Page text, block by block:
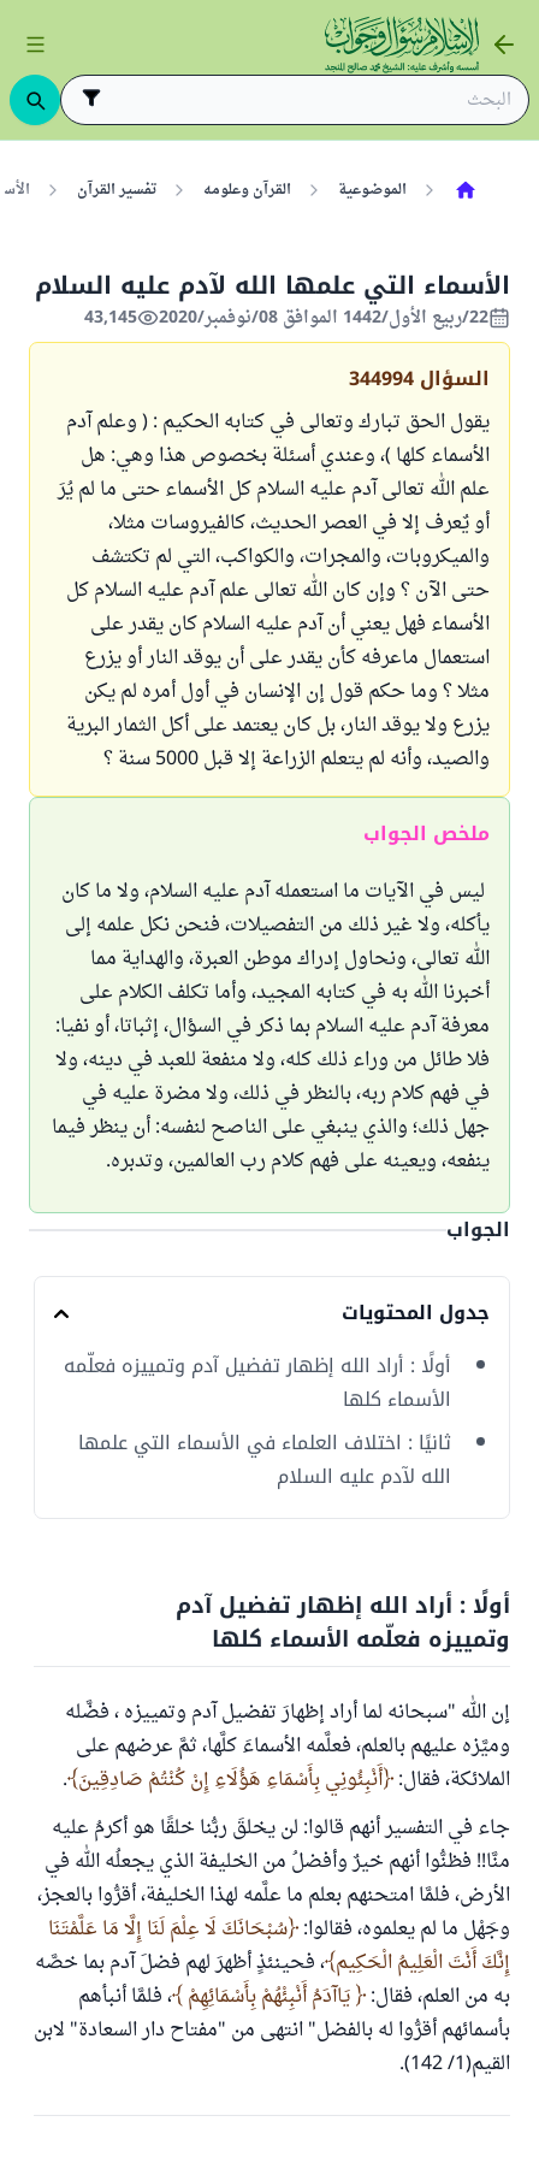
الموضوعية القرآن وعلومه تفسير القرآن
الأسماء التي علمها الله لآدم عليه السلام
22/ربيع الأول/1442 الموافق 08/نوفمبر/2020 43,145
السؤال 344994
يقول الحق تبارك وتعالى في كتابه الحكيم : ( وعلم آدم
الأسماء كلها )، وعندي أسئلة بخصوص هذا وهي: هل
علم الله تعالى آدم عليه السلام كل الأسماء حتى ما لم يُرَ
أو يٌعرف إلا في العصر الحديث، كالفيروسات مثلا،
والميكروبات، والمجرات، والكواكب، التي لم تكتشف
حتى الآن ؟ وإن كان الله تعالى علم آدم عليه السلام كل
الأسماء فهل يعني أن آدم عليه السلام كان يقدر على
استعمال ماعرفه كأن يقدر على أن يوقد النار أو يزرع
مثلا ؟ وما حكم قول إن الإنسان في أول أمره لم يكن
يزرع ولا يوقد النار، بل كان يعتمد على أكل الثمار البرية
والصيد، وأنه لم يتعلم الزراعة إلا قبل 5000 سنة ؟
ملخص الجواب
ليس في الآيات ما استعمله آدم عليه السلام، ولا ما كان
يأكله، ولا غير ذلك من التفصيلات، فنحن نكل علمه إلى
الله تعالى، ونحاول إدراك موطن العبرة، والهداية مما
أخبرنا الله به في كتابه المجيد، وأما تكلف الكلام على
معرفة آدم عليه السلام بما ذكر في السؤال، إثباتا، أو نفيا:
فلا طائل من وراء ذلك كله، ولا منفعة للعبد في دينه، ولا
في فهم كلام ربه، بالنظر في ذلك، ولا مضرة عليه في
جهل ذلك؛ والذي ينبغي على الناصح لنفسه: أن ينظر فيما
ينفعه، ويعينه على فهم كلام رب العالمين، وتدبره.
الجواب
جدول المحتويات
أولًا : أراد الله إظهار تفضيل آدم وتمييزه فعلّمه
الأسماء كلها
ثانيًا : اختلاف العلماء في الأسماء التي علمها
الله لآدم عليه السلام
أولًا : أراد الله إظهار تفضيل آدم
وتمييزه فعلّمه الأسماء كلها
إن الله "سبحانه لما أراد إظهارَ تفضيل آدم وتمييزه ، فضَّله
وميَّزه عليهم بالعلم، فعلَّمه الأسماءَ كلَّها، ثمَّ عرضهم على
الملائكة، فقال: أَنْبِئُونِي بِأَسْمَاءِ هَؤُلَاءِ إِنْ كُنْتُمْ صَادِقِينَ .
جاء في التفسير أنهم قالوا: لن يخلقَ ربُّنا خلقًا هو أكرمُ عليه
منَّا!! فظنُّوا أنهم خيرٌ وأفضلُ من الخليفة الذي يجعلُه الله في
الأرض، فلمَّا امتحنهم بعلم ما علَّمه لهذا الخليفة، أقرُّوا بالعجز،
وجَهْل ما لم يعلموه، فقالوا: سُبْحَانَكَ لَا عِلْمَ لَنَا إِلَّا مَا عَلَّمْتَنَا
إِنَّكَ أَنْتَ الْعَلِيمُ الْحَكِيم ، فحينئذٍ أظهرَ لهم فضلَ آدم بما خصَّه
به من العلم، فقال: يَاآدَمُ أَنْبِئْهُمْ بِأَسْمَائِهِمْ ، فلمَّا أنبأهم
بأسمائهم أقرُّوا له بالفضل" انتهى من "مفتاح دار السعادة" لابن
القيم(1/ 142).